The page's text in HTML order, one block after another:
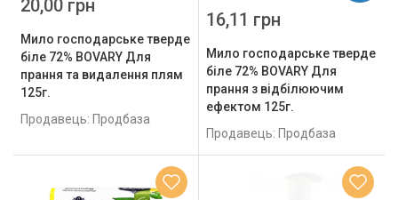
Мило господарське тверде
біле 72% BOVARY Для
прання та видалення плям
125г.
Продавець: Продбаза
20,00 грн
Мило господарське тверде
біле 72% BOVARY Для
прання з відбілюючим
ефектом 125г.
Продавець: Продбаза
16,11 грн